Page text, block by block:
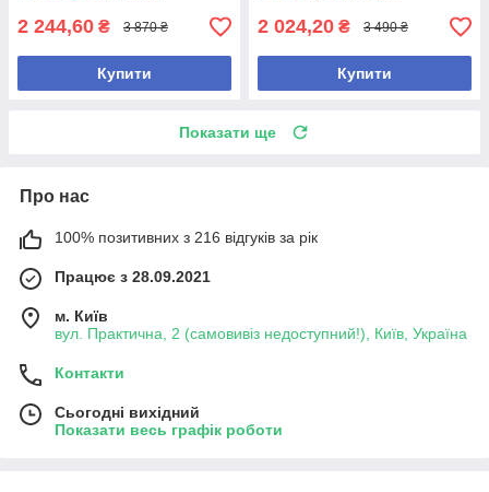
2 244,60 ₴ 3 870 ₴
Купити
2 024,20 ₴ 3 490 ₴
Купити
Показати ще
Про нас
100% позитивних з 216 відгуків за рік
Працює з 28.09.2021
м. Київ
вул. Практична, 2 (самовивіз недоступний!), Київ, Україна
Контакти
Сьогодні вихідний
Показати весь графік роботи